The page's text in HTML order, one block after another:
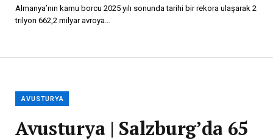
Almanya’nın kamu borcu 2025 yılı sonunda tarihi bir rekora ulaşarak 2
trilyon 662,2 milyar avroya…
AVUSTURYA
Avusturya | Salzburg’da 65